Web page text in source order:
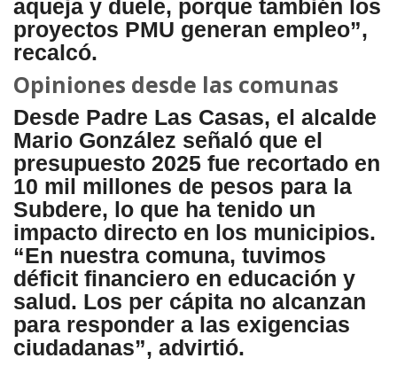
aqueja y duele, porque también los
proyectos PMU generan empleo”,
recalcó.
Opiniones desde las comunas
Desde Padre Las Casas, el alcalde
Mario González señaló que el
presupuesto 2025 fue recortado en
10 mil millones de pesos para la
Subdere, lo que ha tenido un
impacto directo en los municipios.
“En nuestra comuna, tuvimos
déficit financiero en educación y
salud. Los per cápita no alcanzan
para responder a las exigencias
ciudadanas”, advirtió.